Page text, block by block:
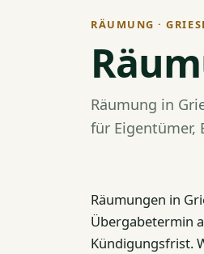
RÄUMUNG ·
Räumung in
für Eigentümer,
Räumungen in
Übergabetermin
Kündigungsfrist.